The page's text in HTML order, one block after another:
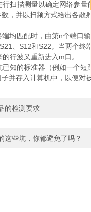
行扫描测量以确定网络参
，并以扫频方式给出各散
匹配时，由第n个端口输
、S12和S22。当两个
行波又重新进入m口。
的标准器（例如一个短
并存入计算机中，以便
的检测要求
这些坑，你都避免了吗？